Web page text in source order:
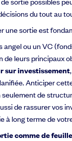
du tout au
une sortie est
angel ou un VC
de leurs principaux
sur investissement
Anticiper
de
de rassurer vos
à long terme de
comme de